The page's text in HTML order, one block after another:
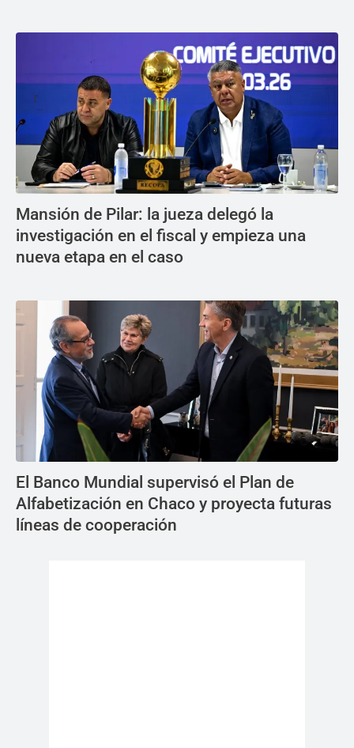
Mansión de Pilar: la jueza delegó la
investigación en el fiscal y empieza una
nueva etapa en el caso
El Banco Mundial supervisó el Plan de
Alfabetización en Chaco y proyecta futuras
líneas de cooperación